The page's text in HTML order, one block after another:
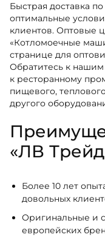
Быстрая доставка
оптимальные
клиентов. Оптовые
«Котломоечные
странице для
Обратитесь к нашим
к ресторанному
пищевого,
другого
«ЛВ
Более 10 лет
довольных
Оригинальные и
европейских